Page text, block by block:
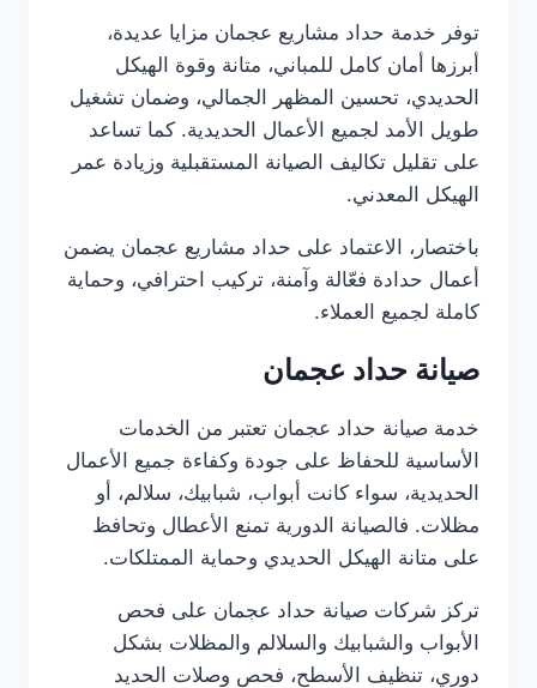
توفر خدمة حداد مشاريع عجمان مزايا عديدة،
أبرزها أمان كامل للمباني، متانة وقوة الهيكل
الحديدي، تحسين المظهر الجمالي، وضمان تشغيل
طويل الأمد لجميع الأعمال الحديدية. كما تساعد
على تقليل تكاليف الصيانة المستقبلية وزيادة عمر
الهيكل المعدني.
باختصار، الاعتماد على حداد مشاريع عجمان يضمن
أعمال حدادة فعّالة وآمنة، تركيب احترافي، وحماية
كاملة لجميع العملاء.
صيانة حداد عجمان
خدمة صيانة حداد عجمان تعتبر من الخدمات
الأساسية للحفاظ على جودة وكفاءة جميع الأعمال
الحديدية، سواء كانت أبواب، شبابيك، سلالم، أو
مظلات. فالصيانة الدورية تمنع الأعطال وتحافظ
على متانة الهيكل الحديدي وحماية الممتلكات.
تركز شركات صيانة حداد عجمان على فحص
الأبواب والشبابيك والسلالم والمظلات بشكل
دوري، تنظيف الأسطح، فحص وصلات الحديد